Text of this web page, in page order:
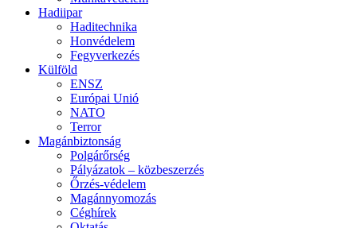
Hadiipar
Haditechnika
Honvédelem
Fegyverkezés
Külföld
ENSZ
Európai Unió
NATO
Terror
Magánbiztonság
Polgárőrség
Pályázatok – közbeszerzés
Őrzés-védelem
Magánnyomozás
Céghírek